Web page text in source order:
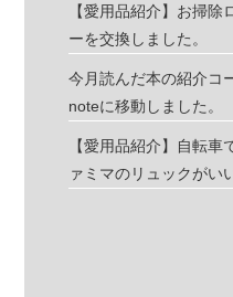
【愛用品紹介】お掃
ーを交換しました。
今月読んだ本の紹介コ
noteに移動しました。
【愛用品紹介】自転
ァミマのリュックがい